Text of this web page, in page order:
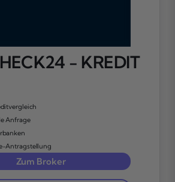
- KREDIT
Anfrage
Antragstellung
Zum Broker